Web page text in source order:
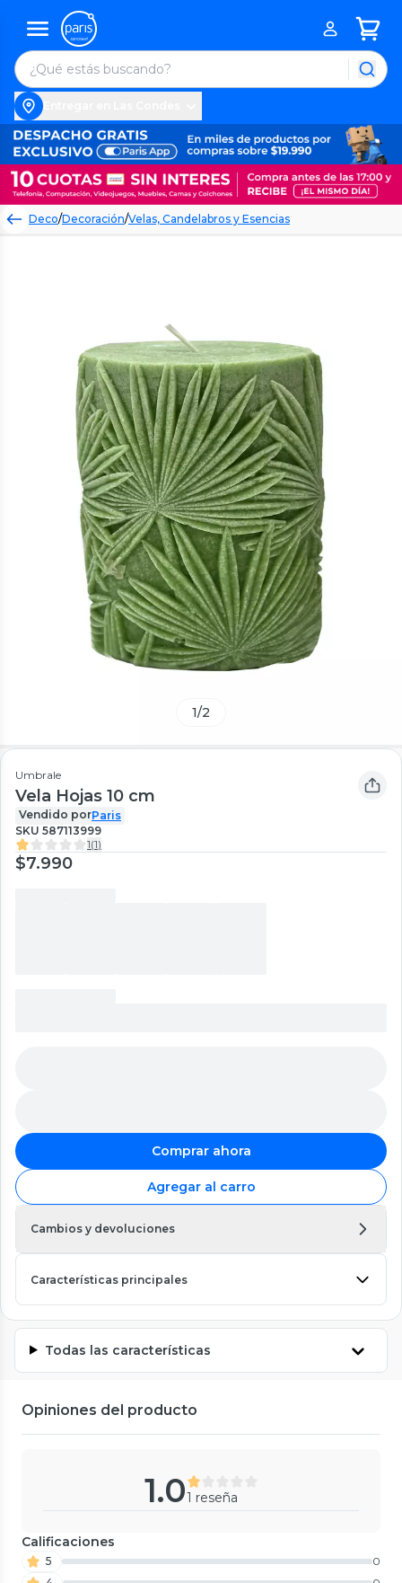
Deco/Decoración/Velas, Candelabros y Esencias
1/2
Umbrale
Vela Hojas 10 cm
Vendido porParis
SKU 587113999
1(1)
$7.990
Comprar ahora
Agregar al carro
Cambios y devoluciones
Características principales
Todas las características
Opiniones del producto
1.01 reseña
Calificaciones
5
0